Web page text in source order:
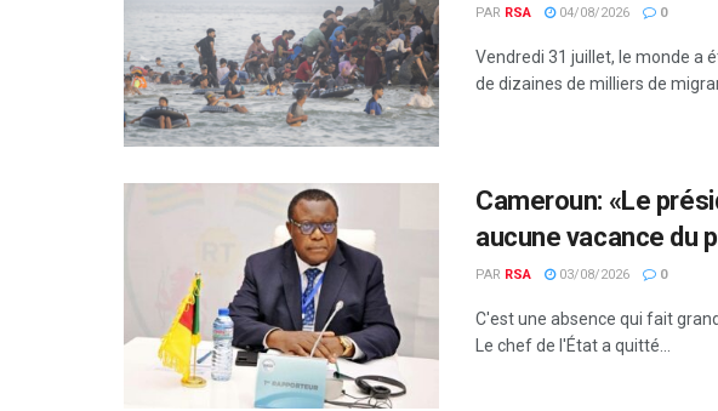
PAR RSA 04/08/2026 0
Vendredi 31 juillet, le monde a
de dizaines de milliers de
Cameroun: «Le
aucune vacance du
PAR RSA 03/08/2026 0
C'est une absence qui fait
Le chef de l'État a quitté...